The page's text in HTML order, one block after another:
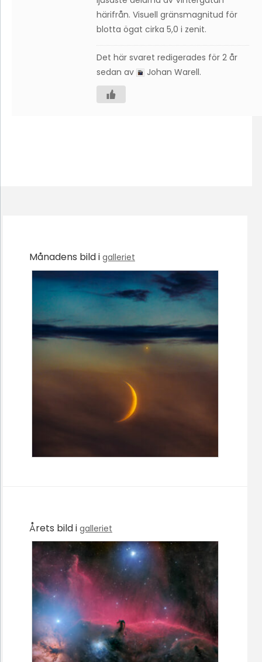
härifrån. Visuell gränsmagnitud för
blotta ögat cirka 5,0 i zenit.
Det här svaret redigerades för 2 år
sedan av
Johan Warell.
Månadens bild i galleriet
Årets bild i galleriet